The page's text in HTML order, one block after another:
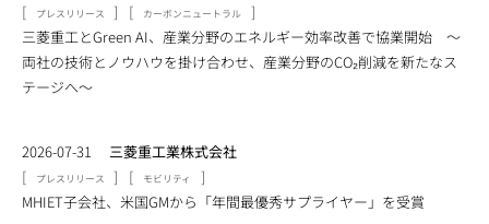
[
プレスリリース ] [ カーボンニュートラル
]
三菱重工とGreen AI、産業分野のエネルギー効率改善で協業開始 ～
両社の技術とノウハウを掛け合わせ、産業分野のCO₂削減を新たなス
テージへ～
2026-07-31
三菱重工業株式会社
[
プレスリリース ] [ モビリティ
]
MHIET子会社、米国GMから「年間最優秀サプライヤー」を受賞